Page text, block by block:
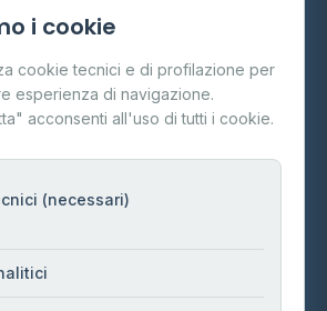
i cookie
cookie tecnici e di profilazione per
esperienza di navigazione.
acconsenti all'uso di tutti i cookie.
(necessari)